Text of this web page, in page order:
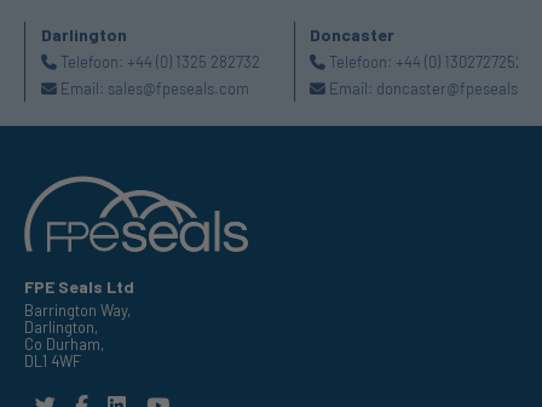
Darlington
Telefoon: +44 (0) 1325 282732
Email: sales@fpeseals.com
Doncaster
Telefoon: +44 (0) 1302727252
Email:
FPE Seals Ltd
Barrington Way,
Darlington,
Co Durham,
DL1 4WF